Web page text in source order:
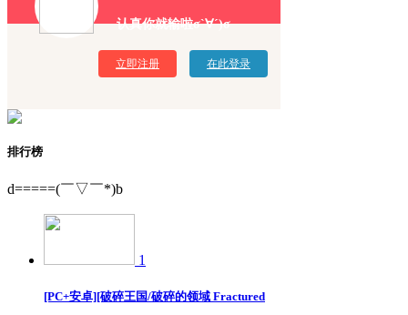
认真你就输啦σ`∀´)σ
立即注册 在此登录
排行榜
d=====(￣▽￣*)b
1
[PC+安卓][破碎王国/破碎的领域 Fractured